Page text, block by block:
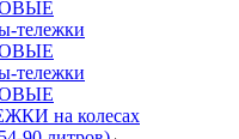
тележки
тележки
на колесах